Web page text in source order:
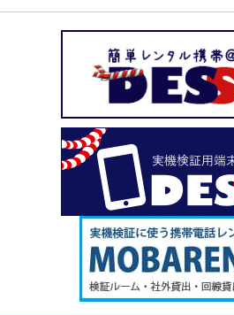
にお送りすることは一切ございま
り取りのできるメールやお電話で
で、万一レンタルスマホの使用を
い、という場合も安心してご利用
デッセがスマホのレンタルと並行
ポケットwifiのレンタルサービスで
はありますが、通信速度に難があ
たりと不便な面も否めません。 そ
電波圏内ならいつでも快適にイン
ケットwifiをレンタルでお得にご利
望の際はお気軽にご相談ください
レンタルスマホには通話・通信以